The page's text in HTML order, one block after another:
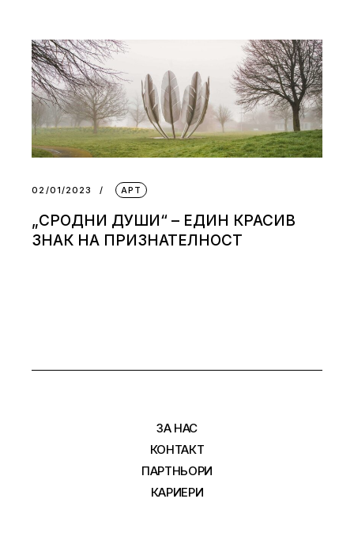
02/01/2023 АРТ
„СРОДНИ ДУШИ“ – ЕДИН КРАСИВ
ЗНАК НА ПРИЗНАТЕЛНОСТ
ЗА НАС
КОНТАКТ
ПАРТНЬОРИ
КАРИЕРИ